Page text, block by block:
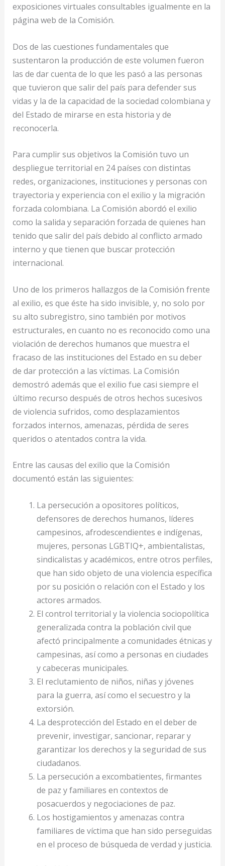
exposiciones virtuales consultables igualmente en la
página web de la Comisión.
Dos de las cuestiones fundamentales que
sustentaron la producción de este volumen fueron
las de dar cuenta de lo que les pasó a las personas
que tuvieron que salir del país para defender sus
vidas y la de la capacidad de la sociedad colombiana y
del Estado de mirarse en esta historia y de
reconocerla.
Para cumplir sus objetivos la Comisión tuvo un
despliegue territorial en 24 países con distintas
redes, organizaciones, instituciones y personas con
trayectoria y experiencia con el exilio y la migración
forzada colombiana. La Comisión abordó el exilio
como la salida y separación forzada de quienes han
tenido que salir del país debido al conflicto armado
interno y que tienen que buscar protección
internacional.
Uno de los primeros hallazgos de la Comisión frente
al exilio, es que éste ha sido invisible, y, no solo por
su alto subregistro, sino también por motivos
estructurales, en cuanto no es reconocido como una
violación de derechos humanos que muestra el
fracaso de las instituciones del Estado en su deber
de dar protección a las víctimas. La Comisión
demostró además que el exilio fue casi siempre el
último recurso después de otros hechos sucesivos
de violencia sufridos, como desplazamientos
forzados internos, amenazas, pérdida de seres
queridos o atentados contra la vida.
Entre las causas del exilio que la Comisión
documentó están las siguientes:
La persecución a opositores políticos,
defensores de derechos humanos, líderes
campesinos, afrodescendientes e indígenas,
mujeres, personas LGBTIQ+, ambientalistas,
sindicalistas y académicos, entre otros perfiles,
que han sido objeto de una violencia específica
por su posición o relación con el Estado y los
actores armados.
El control territorial y la violencia sociopolítica
generalizada contra la población civil que
afectó principalmente a comunidades étnicas y
campesinas, así como a personas en ciudades
y cabeceras municipales.
El reclutamiento de niños, niñas y jóvenes
para la guerra, así como el secuestro y la
extorsión.
La desprotección del Estado en el deber de
prevenir, investigar, sancionar, reparar y
garantizar los derechos y la seguridad de sus
ciudadanos.
La persecución a excombatientes, firmantes
de paz y familiares en contextos de
posacuerdos y negociaciones de paz.
Los hostigamientos y amenazas contra
familiares de víctima que han sido perseguidas
en el proceso de búsqueda de verdad y justicia.